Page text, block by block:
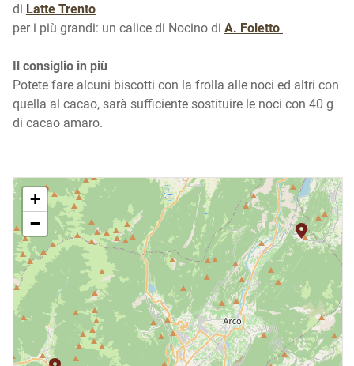
di Latte Trento
per i più grandi: un calice di Nocino di A. Foletto
Il consiglio in più
Potete fare alcuni biscotti con la frolla alle noci ed altri con
quella al cacao, sarà sufficiente sostituire le noci con 40 g
di cacao amaro.
+
−